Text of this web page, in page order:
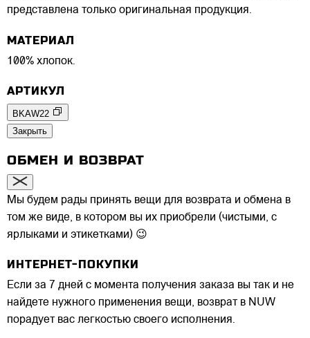
представлена только оригинальная продукция.
МАТЕРИАЛ
100% хлопок.
АРТИКУЛ
BKAW22
Закрыть
ОБМЕН И ВОЗВРАТ
Мы будем рады принять вещи для возврата и обмена в
том же виде, в котором вы их приобрели (чистыми, с
ярлыками и этикетками) 😉
ИНТЕРНЕТ-ПОКУПКИ
Если за 7 дней с момента получения заказа вы так и не
найдете нужного применения вещи, возврат в NUW
порадует вас легкостью своего исполнения.